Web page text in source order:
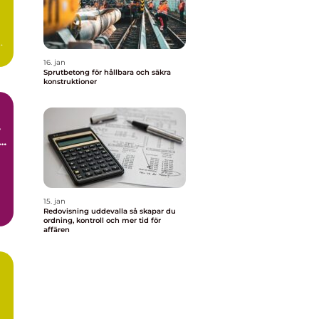
16. jan
Sprutbetong för hållbara och säkra
konstruktioner
15. jan
Redovisning uddevalla så skapar du
ordning, kontroll och mer tid för
affären